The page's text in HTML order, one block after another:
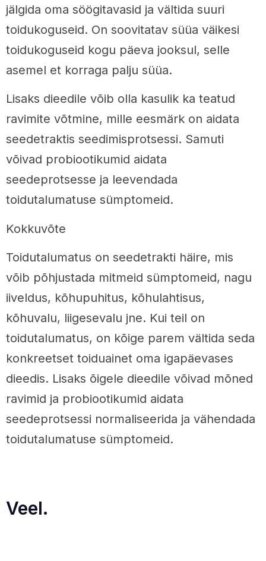
jälgida oma söögitavasid ja vältida suuri
toidukoguseid. On soovitatav süüa väikesi
toidukoguseid kogu päeva jooksul, selle
asemel et korraga palju süüa.
Lisaks dieedile võib olla kasulik ka teatud
ravimite võtmine, mille eesmärk on aidata
seedetraktis seedimisprotsessi. Samuti
võivad probiootikumid aidata
seedeprotsesse ja leevendada
toidutalumatuse sümptomeid.
Kokkuvõte
Toidutalumatus on seedetrakti häire, mis
võib põhjustada mitmeid sümptomeid, nagu
iiveldus, kõhupuhitus, kõhulahtisus,
kõhuvalu, liigesevalu jne. Kui teil on
toidutalumatus, on kõige parem vältida seda
konkreetset toiduainet oma igapäevases
dieedis. Lisaks õigele dieedile võivad mõned
ravimid ja probiootikumid aidata
seedeprotsessi normaliseerida ja vähendada
toidutalumatuse sümptomeid.
Veel.